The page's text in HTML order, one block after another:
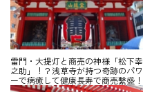
雷門・大提灯と商売の神様「松下幸
之助」！？浅草寺が持つ奇跡のパワ
ーで病癒して健康長寿で商売繫盛！